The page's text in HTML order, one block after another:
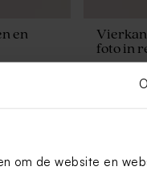
om de website en
en
foto in